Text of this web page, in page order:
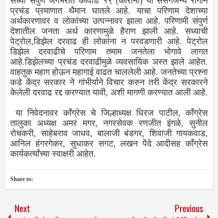
प्रचंड प्रमाणात थैमान घातले आहे. याचा परिणाम देशाच्या
अर्थकारणावर व लोकांच्या उत्पन्नावर झाला आहे. परिणामी संपुर्ण
देशातील जनता अर्थ कारणामुळे हैराण झाली आहे. सध्याची
पेट्रोल,डिझेल दरवाढ ही लोकांना न परवडणारी आहे. पेट्रोल
डिझेल दरवाढीचे परिणाम तमाम जनतेला भोगावे लागत
आहे.डिझेलच्या प्रचंड दरवाढीमुळे व्यवसायिक ञस्त झाले आहेत.
वाहतुक महाग होऊन महागाई वाढत चाललेली आहे. जनतेच्या प्रश्ना
कडे केंद्र सरकार ने गांभीर्याने विचार करुन तरी केंद्र सरकारने
केलेली दरवाढ रद्द करण्यात यावी, अशी मागणी करण्यात आली आहे.
या निवेदनावर काँग्रेस चे जिल्हाध्यक्ष धिरज पाटील, काँग्रेस
तालुका अध्यक्ष अमर मगर, नगरसेवक रणजीत इंगळे, सुनील
रोचकरी, साहेबराव जाधव, बालाजी बंडगर, शिवाजी गायकवाड,
आनिल हंगरगेकर, सुधाकर सगट, लखन पेंदे आदीसह काँग्रेस
कार्यकर्त्यांच्या स्वाक्षरी आहेत.
Share to:
Next Previous